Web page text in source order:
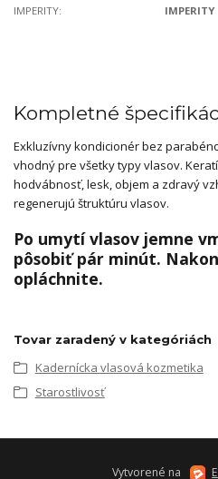
IMPERITY:
IMPERITY
Kompletné
Exkluzívny kondicionér bez
vhodný pre všetky typy vlasov.
hodvábnosť, lesk, objem a zdravý
regenerujú štruktúru vlasov.
Po umytí vlasov jemne
pôsobiť pár minút.
opláchnite.
Tovar zaradený v kategóriách
Kadernícka vlasová kozmetika
Starostlivosť
Vytvorené na